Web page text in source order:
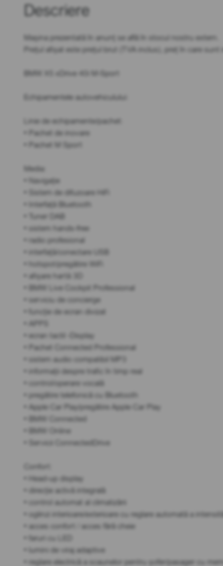
Descriere
Mașina prezentată în anunț se află în stocul nostru extern.
Prețul afișat este prețul brut (TVA inclus), preț în care
BMW X5 xDrive 40i M-Sport
Echipamentele autovehiculului:
Linie de echipamente/pachet:
• Pachet de inovare
• Pachet M Sport
Media:
• Navigație
• Sistem de difuzoare HiFi
• Interfață Bluetooth
• Tuner DAB
• sistem hands-free
• radio profesional
• interfață/conectare USB
• hotspot/pregătire WiFi
• afișare hartă 3D
• BMW Live Cockpit Professional
• serviciu de concierge
• funcție de ecran divizat
• APPS
• ecran tactil -Display
• Pachet Connected Professional
• sistem audio compatibil MP3
• informații despre trafic în timp real
• control/operare vocală
• pregătire telefonică cu Bluetooth
• Apple Car Play/pregătire Apple Car Play
• BMW Connected
• BMW Online
• Servicii ConnectedDrive
Confort:
• Head-up display
• direcție activă integrală
• control automat al climatizării
• oglinzi interioare/exterioare cu reglare automată a
• acces confort / acces fără cheie
• faruri cu LED
• lumini de viraj adaptive
• reglare electrică a scaunelor pentru șofer/pasager cu